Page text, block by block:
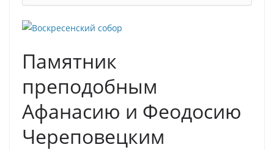
Памятник
преподобным
Афанасию и Феодосию
Череповецким